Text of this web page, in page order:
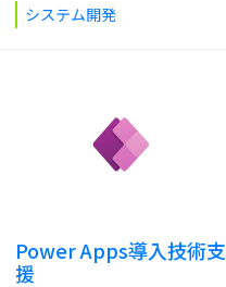
システム開発
Power Apps導入技術支
援